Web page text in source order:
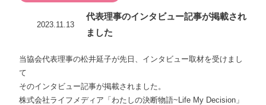
2023.11.13
代表理事のインタビュー記事が掲載され
ました
当協会代表理事の松井延子が先日、インタビュー取材を受けまし
て
そのインタビュー記事が掲載されました。
株式会社ライフメディア「わたしの決断物語~Life My Decision」